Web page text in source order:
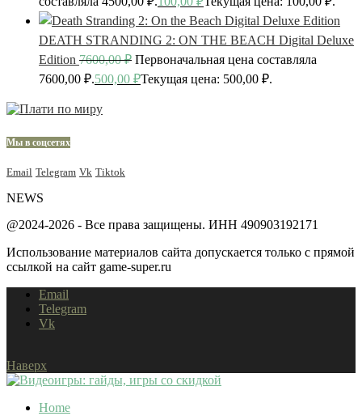
DEATH STRANDING 2: ON THE BEACH Digital Deluxe
Edition 7600,00₽ Первоначальная цена составляла
7600,00 ₽.500,00 ₽Текущая цена: 500,00 ₽.
Мы в соцсетях
Email Telegram Vk Tiktok
NEWS
@2024-2026 - Все права защищены. ИНН 490903192171
Использование материалов сайта допускается только с прямой
ссылкой на сайт game-super.ru
Email
Telegram
Vk
Наверх
Home